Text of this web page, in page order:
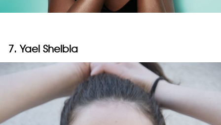
7. Yael Shelbia